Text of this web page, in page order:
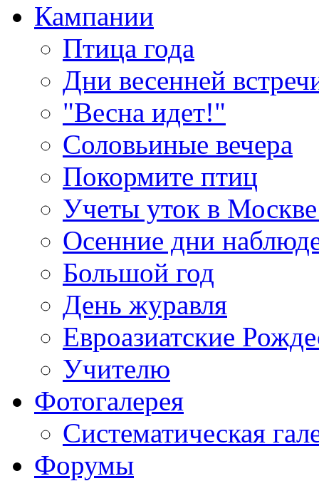
Кампании
Птица года
Дни весенней
"Весна идет!"
Соловьиные вечера
Покормите птиц
Учеты уток в
Осенние дни
Большой год
День журавля
Евроазиатские
Учителю
Фотогалерея
Систематическая
Форумы